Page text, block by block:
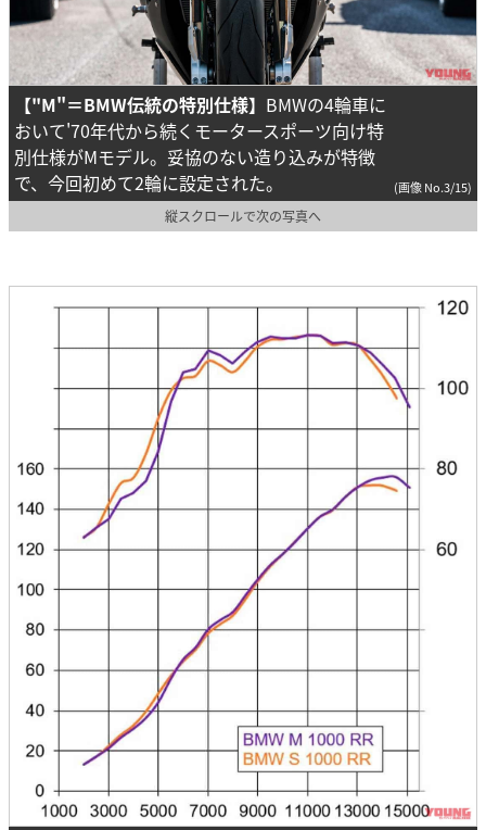
【"M"＝BMW伝統の特別仕様】 BMWの4輪車に
おいて'70年代から続くモータースポーツ向け特
別仕様がMモデル。妥協のない造り込みが特徴
で、今回初めて2輪に設定された。
(画像 No.3/15)
縦スクロールで次の写真へ